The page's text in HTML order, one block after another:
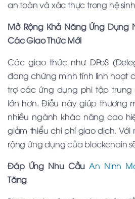
an toàn và xác thực trong hệ
Mở Rộng Khả Năng Ứng Dụng
Các Giao Thức Mới
Các giao thức như DPoS
đang chứng minh tính linh hoạt
trợ các ứng dụng phi tập trung
lớn hơn. Điều này giúp thương
nhiều ngành khác nâng cao
giảm thiểu chi phí giao dịch. Với
rộng ứng dụng của blockchain
Đáp Ứng Nhu CầuAn Ninh
Tăng